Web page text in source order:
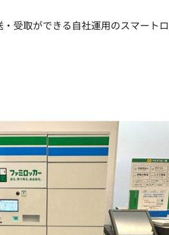
受取ができる自社運用のスマート